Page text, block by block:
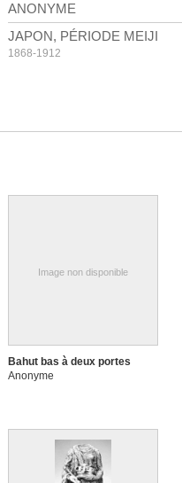
ANONYME
JAPON, PÉRIODE MEIJI
1868-1912
Image non disponible
Bahut bas à deux portes
Anonyme